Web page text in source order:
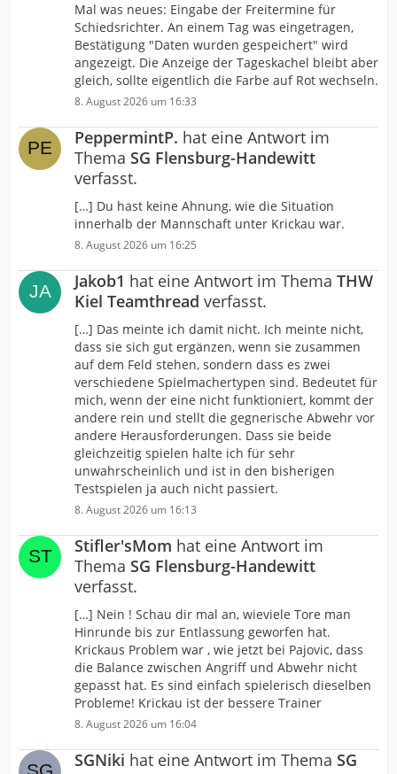
Mal was neues: Eingabe der Freitermine für
Schiedsrichter. An einem Tag was eingetragen,
Bestätigung "Daten wurden gespeichert" wird
angezeigt. Die Anzeige der Tageskachel bleibt aber
gleich, sollte eigentlich die Farbe auf Rot wechseln.
8. August 2026 um 16:33
PeppermintP. hat eine Antwort im
Thema SG Flensburg-Handewitt
verfasst.
[…] Du hast keine Ahnung, wie die Situation
innerhalb der Mannschaft unter Krickau war.
8. August 2026 um 16:25
Jakob1 hat eine Antwort im Thema THW
Kiel Teamthread verfasst.
[…] Das meinte ich damit nicht. Ich meinte nicht,
dass sie sich gut ergänzen, wenn sie zusammen
auf dem Feld stehen, sondern dass es zwei
verschiedene Spielmachertypen sind. Bedeutet für
mich, wenn der eine nicht funktioniert, kommt der
andere rein und stellt die gegnerische Abwehr vor
andere Herausforderungen. Dass sie beide
gleichzeitig spielen halte ich für sehr
unwahrscheinlich und ist in den bisherigen
Testspielen ja auch nicht passiert.
8. August 2026 um 16:13
Stifler'sMom hat eine Antwort im
Thema SG Flensburg-Handewitt
verfasst.
[…] Nein ! Schau dir mal an, wieviele Tore man
Hinrunde bis zur Entlassung geworfen hat.
Krickaus Problem war , wie jetzt bei Pajovic, dass
die Balance zwischen Angriff und Abwehr nicht
gepasst hat. Es sind einfach spielerisch dieselben
Probleme! Krickau ist der bessere Trainer
8. August 2026 um 16:04
SGNiki hat eine Antwort im Thema SG